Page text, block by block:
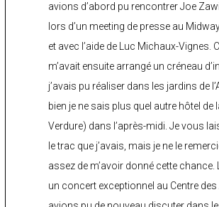
avions d’abord pu rencontrer Joe
lors d’un meeting de presse au
et avec l’aide de Luc Michaux-Vignes.
m’avait ensuite arrangé un créneau
j’avais pu réaliser dans les jardins de
bien je ne sais plus quel autre hôtel de
Verdure) dans l’après-midi. Je vous
le trac que j’avais, mais je ne le
assez de m’avoir donné cette chance.
un concert exceptionnel au Centre